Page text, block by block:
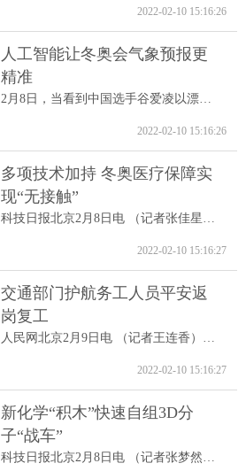
2022-02-10 15:16:26
人工智能让冬奥会气象预报更
精准
2月8日，当看到中国选手谷爱凌以漂亮的高...
2022-02-10 15:16:26
多项技术加持 冬奥医疗保障实
现“无接触”
科技日报北京2月8日电 （记者张佳星）记...
2022-02-10 15:16:27
交通部门护航务工人员平安返
岗复工
人民网北京2月9日电 （记者王连香）记者...
2022-02-10 15:16:27
新化学“积木”快速自组3D分
子“战车”
科技日报北京2月8日电 （记者张梦然）据...